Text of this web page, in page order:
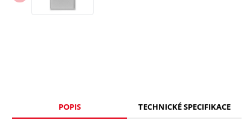
POPIS TECHNICKÉ SPECIFIKACE